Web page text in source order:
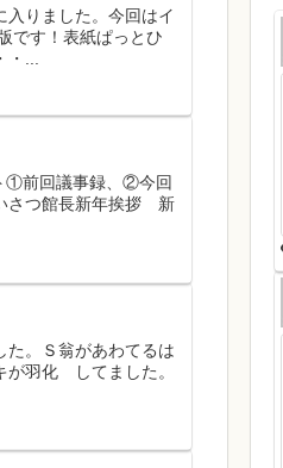
入りました。今回はイ
です！表紙ぱっとひ
...
①前回議事録、②今回
さつ館長新年挨拶 新
た。Ｓ翁があわてるは
が羽化 してました。